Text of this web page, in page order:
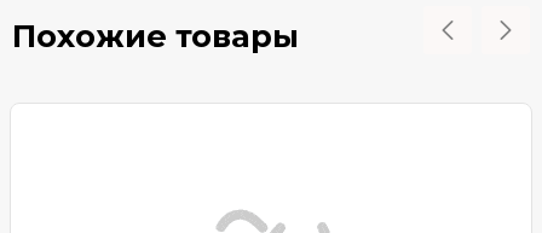
Похожие товары